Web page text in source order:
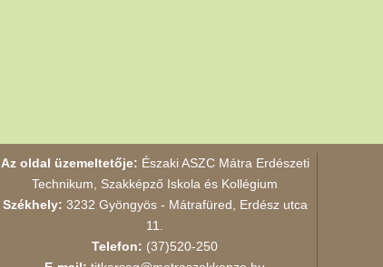
Az oldal üzemeltetője: Északi ASZC Mátra Erdészeti
Technikum, Szakképző Iskola és Kollégium
Székhely: 3232 Gyöngyös - Mátrafüred, Erdész utca
11.
Telefon: (37)520-250